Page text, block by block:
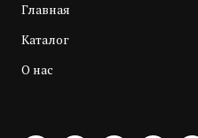
Главная
Каталог
О нас